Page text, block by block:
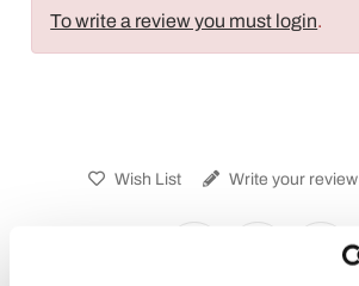
To write a review you must login.
Wish List Write your review